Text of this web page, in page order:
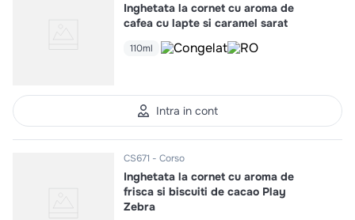
Inghetata la cornet cu aroma de
cafea cu lapte si caramel sarat
110ml
Intra in cont
CS671 Corso
Inghetata la cornet cu aroma de
frisca si biscuiti de cacao Play
Zebra